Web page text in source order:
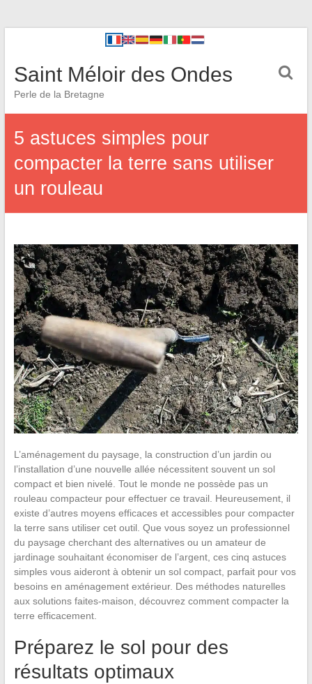
Saint Méloir des Ondes
Perle de la Bretagne
5 astuces simples pour
compacter la terre sans utiliser
un rouleau
L’aménagement du paysage, la construction d’un jardin ou
l’installation d’une nouvelle allée nécessitent souvent un sol
compact et bien nivelé. Tout le monde ne possède pas un
rouleau compacteur pour effectuer ce travail. Heureusement, il
existe d’autres moyens efficaces et accessibles pour compacter
la terre sans utiliser cet outil. Que vous soyez un professionnel
du paysage cherchant des alternatives ou un amateur de
jardinage souhaitant économiser de l’argent, ces cinq astuces
simples vous aideront à obtenir un sol compact, parfait pour vos
besoins en aménagement extérieur. Des méthodes naturelles
aux solutions faites-maison, découvrez comment compacter la
terre efficacement.
Préparez le sol pour des
résultats optimaux